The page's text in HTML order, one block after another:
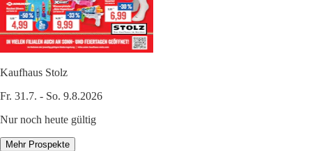
Kaufhaus Stolz
Fr. 31.7. - So. 9.8.2026
Nur noch heute gültig
Mehr Prospekte